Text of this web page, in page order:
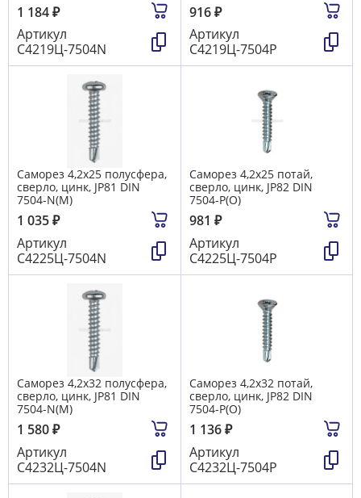
1 184₽
Артикул
С4219Ц-7504N
916₽
Артикул
С4219Ц-7504Р
Саморез 4,2х25 полусфера,
сверло, цинк, JP81 DIN
7504-N(М)
1 035₽
Артикул
С4225Ц-7504N
Саморез 4,2х25 потай,
сверло, цинк, JP82 DIN
7504-P(О)
981 ₽
Артикул
С4225Ц-7504Р
Саморез 4,2х32 полусфера,
сверло, цинк, JP81 DIN
7504-N(М)
1 580₽
Артикул
С4232Ц-7504N
Саморез 4,2х32 потай,
сверло, цинк, JP82 DIN
7504-P(О)
1 136₽
Артикул
С4232Ц-7504Р